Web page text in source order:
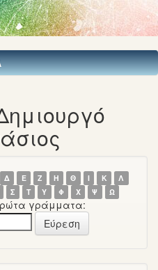
Δ Ε Ζ Η Θ Ι Κ
Λ
Σ Τ Υ Φ Χ Ψ Ω
γράμματα: